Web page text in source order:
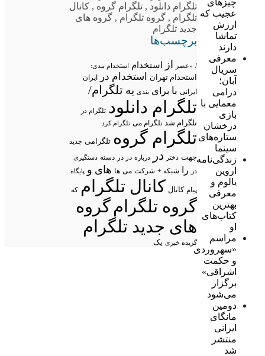
عجیب که
ارزش
تماشا
دارند
معرفی
سریال
آبان؛
درامی
معمایی با
بازی
درخشان
ستاره‌های
سینما
زندگی‌نامه
اروین
یالوم و
معرفی
بهترین
کتاب‌های
او
مراسم
«سهروردی
و حکمت
اشراقی»
برگزار
می‌شود
دومین
مانگای
ایرانی
منتشر
شد
تلگرام دانلود , تلگرام گروه , کانال
تلگرام , گروه تلگرام , گروه های
جدید تلگرام
برچسب‌ها
/ «عصر از استخدام استخدام بندی:
استخدام تهران استخدام در ایران
ایرانی با برای بندی به تلگرام/
تلگرام دانلود تلگرام در
تلگرام شد تلگرام می تلگرام کرد
تلگرام گروه تلگرامی جدید
جهت دختر در درباره در در دسته دستگیری
در
را شبکه + شرکت می ها های و پایگاه
پیام کانال کانال تلگرام که
گروه تلگرامگروه
های جدید تلگرام
گزیده خبری یک